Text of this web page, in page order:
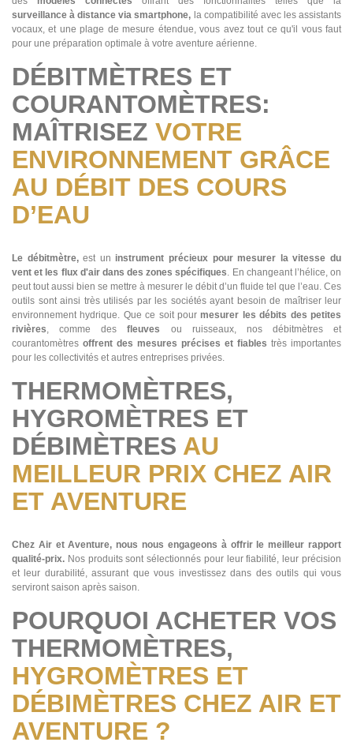
surveillance à distance via smartphone, la compatibilité avec les assistants
vocaux, et une plage de mesure étendue, vous avez tout ce qu'il vous faut
pour une préparation optimale à votre aventure aérienne​​.
DÉBITMÈTRES ET
COURANTOMÈTRES:
MAÎTRISEZ VOTRE
ENVIRONNEMENT GRÂCE
AU DÉBIT DES COURS
D’EAU
Le débitmètre,est un instrument précieux pour mesurer la vitesse du
vent et les flux d'air dans des zones spécifiques . En changeant l’hélice, on
peut tout aussi bien se mettre à mesurer le débit d’un fluide tel que l’eau. Ces
outils sont ainsi très utilisés par les sociétés ayant besoin de maîtriser leur
environnement hydrique. Que ce soit pour mesurer les débits des petites
rivières , comme desfleuves ou ruisseaux, nos débitmètres et
courantomètres offrent des mesures précises et fiables très importantes
pour les collectivités et autres entreprises privées.
THERMOMÈTRES,
HYGROMÈTRES ET
DÉBIMÈTRES AU
MEILLEUR PRIX CHEZ AIR
ET AVENTURE
Chez Air et Aventure, nous nous engageons à offrir le meilleur rapport
qualité-prix. Nos produits sont sélectionnés pour leur fiabilité, leur précision
et leur durabilité, assurant que vous investissez dans des outils qui vous
serviront saison après saison.
POURQUOI ACHETER VOS
THERMOMÈTRES,
HYGROMÈTRES ET
DÉBIMÈTRES CHEZ AIR ET
AVENTURE ?